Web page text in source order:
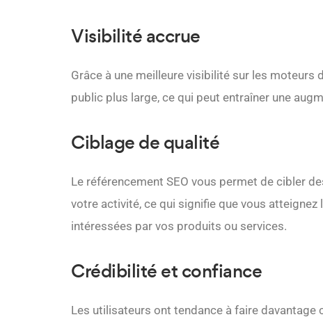
Visibilité accrue
Grâce à une meilleure visibilité sur les moteurs
public plus large, ce qui peut entraîner une
Ciblage de qualité
Le référencement SEO vous permet de cibler
votre activité, ce qui signifie que vous
intéressées par vos produits ou services.
Crédibilité et confiance
Les utilisateurs ont tendance à faire